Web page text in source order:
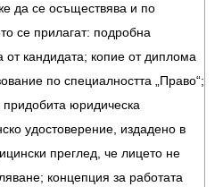
да се осъществява и по
се прилагат: подробна
кандидата; копие от диплома
по специалността „Право“;
придобита юридическа
удостоверение, издадено в
преглед, че лицето не
концепция за работата